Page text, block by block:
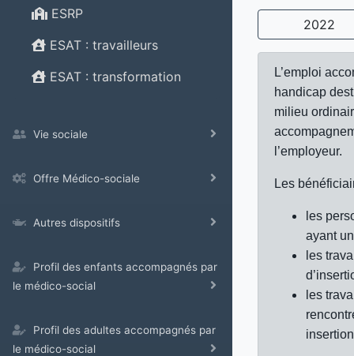
ESRP
ESAT : travailleurs
ESAT : transformation
Vie sociale
Offre Médico-sociale
Autres dispositifs
Profil des enfants accompagnés par
le médico-social
Profil des adultes accompagnés par
le médico-social
2022
L’emploi
handicap
milieu
l’employeur.
Les
les
ayant
les
les